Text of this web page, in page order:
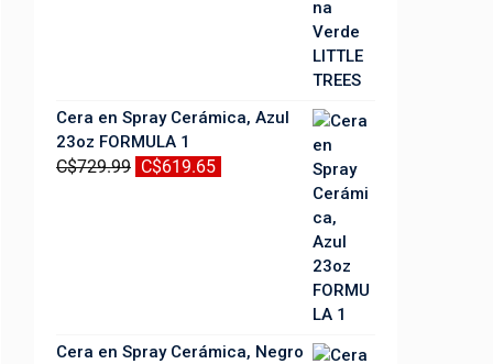
Cera en Spray Cerámica, Azul
23oz FORMULA 1
C$729.99 El
C$619.65
Cera en Spray Cerámica, Negro